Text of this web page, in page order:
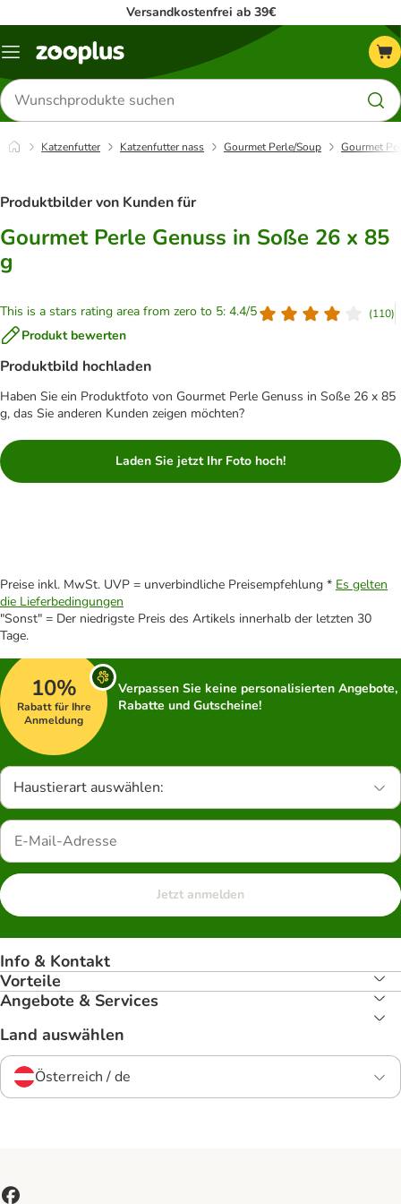
Versandkostenfrei ab 39€
Menü
Produkte
suchen
Katzenfutter Katzenfutter nass Gourmet Perle/Soup Gourmet
Produktbilder von Kunden für
Gourmet Perle Genuss in Soße 26 x 85
g
This is a stars rating area from zero to 5: 4.4/5 (110)
Produkt bewerten
Produktbild hochladen
Haben Sie ein Produktfoto von Gourmet Perle Genuss in Soße 26 x 85
g, das Sie anderen Kunden zeigen möchten?
Laden Sie jetzt Ihr Foto hoch!
Preise inkl. MwSt. UVP = unverbindliche Preisempfehlung * Es gelten
die Lieferbedingungen
"Sonst" = Der niedrigste Preis des Artikels innerhalb der letzten 30
Tage.
10%
Rabatt für Ihre
Anmeldung
Verpassen Sie keine personalisierten Angebote,
Rabatte und Gutscheine!
Haustierart auswählen:
Jetzt anmelden
Info & Kontakt
Vorteile
Angebote & Services
Land auswählen
Österreich / de